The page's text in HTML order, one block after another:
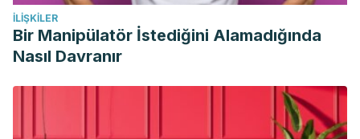
İLIŞKILER
Bir Manipülatör İstediğini Alamadığında
Nasıl Davranır